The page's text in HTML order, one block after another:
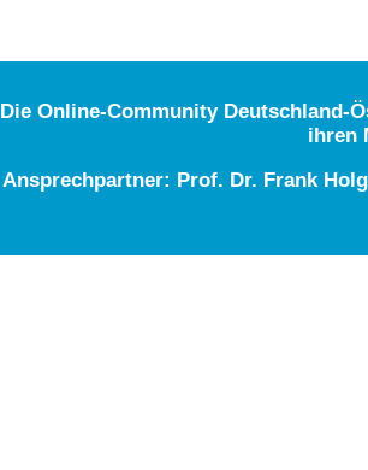
Die Online-Community Deutschland-
ihren
Ansprechpartner: Prof. Dr. Frank